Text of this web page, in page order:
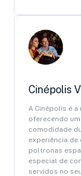
Cinépolis
A Cinépolis é
oferecendo
comodidade
experiência de
poltronas
especial de
servidos no